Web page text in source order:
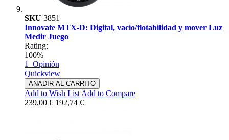
SKU 3851
Innovate MTX-D: Digital, vacío/flotabilidad y mover Luz
Medir Juego
Rating:
100%
1 Opinión
Quickview
ANADIR AL CARRITO
Add to Wish List Add to Compare
239,00 € 192,74 €